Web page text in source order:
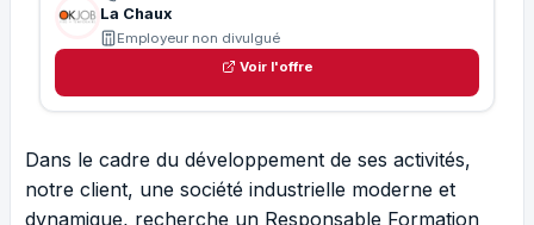
La Chaux
Employeur non divulgué
Voir l'offre
Dans le cadre du développement de ses activités,
notre client, une société industrielle moderne et
dynamique, recherche un Responsable Formation